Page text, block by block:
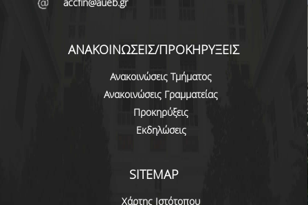
ΜΗΤΡΩΑ ΤΜΗΜΑΤΟΣ
ΣΠΟΥΔΕΣ
ΠΡΟΠΤΥΧΙΑΚΕΣ
ΜΑΘΗΜΑΤΑ ΠΡΟΓΡΑΜΜΑΤΟΣ ΣΠΟΥΔΩΝ
ΑΚΑΔΗΜΑΪΚΟ ΗΜΕΡΟΛΟΓΙΟ
ΑΝΑΚΟΙΝΩΣΕΙΣ/ΠΡΟΚΗΡΥΞΕΙΣ
Ανακοινώσεις Τμήματος
Ανακοινώσεις Γραμματείας
Προκηρύξεις
Εκδηλώσεις
SITEMAP
Χάρτης Ιστότοπου